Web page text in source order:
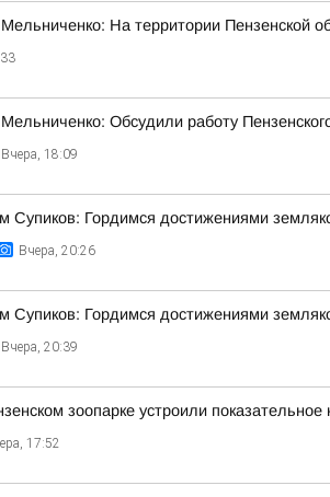
На территории Пензенской
Обсудили работу
Вчера, 18:09
Супиков: Гордимся достижениями
Вчера, 20:26
Супиков: Гордимся достижениями
Вчера, 20:39
зоопарке устроили
17:52